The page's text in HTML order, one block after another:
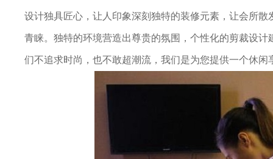
设计独具匠心，让人印象深刻独特的装修元素，让会所
青睐。独特的环境营造出尊贵的氛围，个性化的剪裁设
们不追求时尚，也不敢超潮流，我们是为您提供一个休闲